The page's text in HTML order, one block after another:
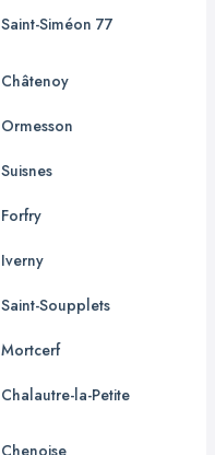
Saint-Siméon 77
Châtenoy
Ormesson
Suisnes
Forfry
Iverny
Saint-Soupplets
Mortcerf
Chalautre-la-Petite